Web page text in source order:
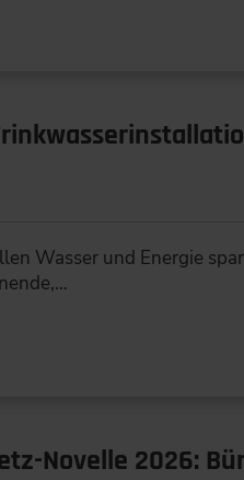
Wasser und Energie
Novelle 2026: